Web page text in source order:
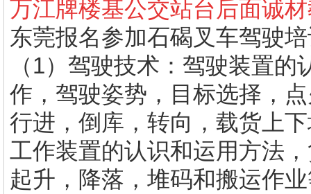
万江牌楼基公交站台后面诚
东莞报名参加石碣叉车驾驶
（1）驾驶技术：驾驶装置
作，驾驶姿势，目标选择，
行进，倒库，转向，载货上
工作装置的认识和运用方法
起升，降落，堆码和搬运作